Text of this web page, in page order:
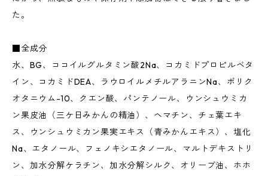
た。
■全成分
水、BG、ココイルグルタミン酸2Na、コカミドプロピルベタ
イン、コカミドDEA、ラウロイルメチルアラニンNa、ポリク
オタニウム-10、クエン酸、パンテノール、ウンシュウミカ
ン果皮油（三ケ日みかんの精油）、ヘマチン、チェ葉エキ
ス、ウンシュウミカン果実エキス（青みかんエキス）、塩化
Na、エタノール、フェノキシエタノール、マルトデキストリ
ン、加水分解ケラチン、加水分解シルク、オリーブ油、ホホ